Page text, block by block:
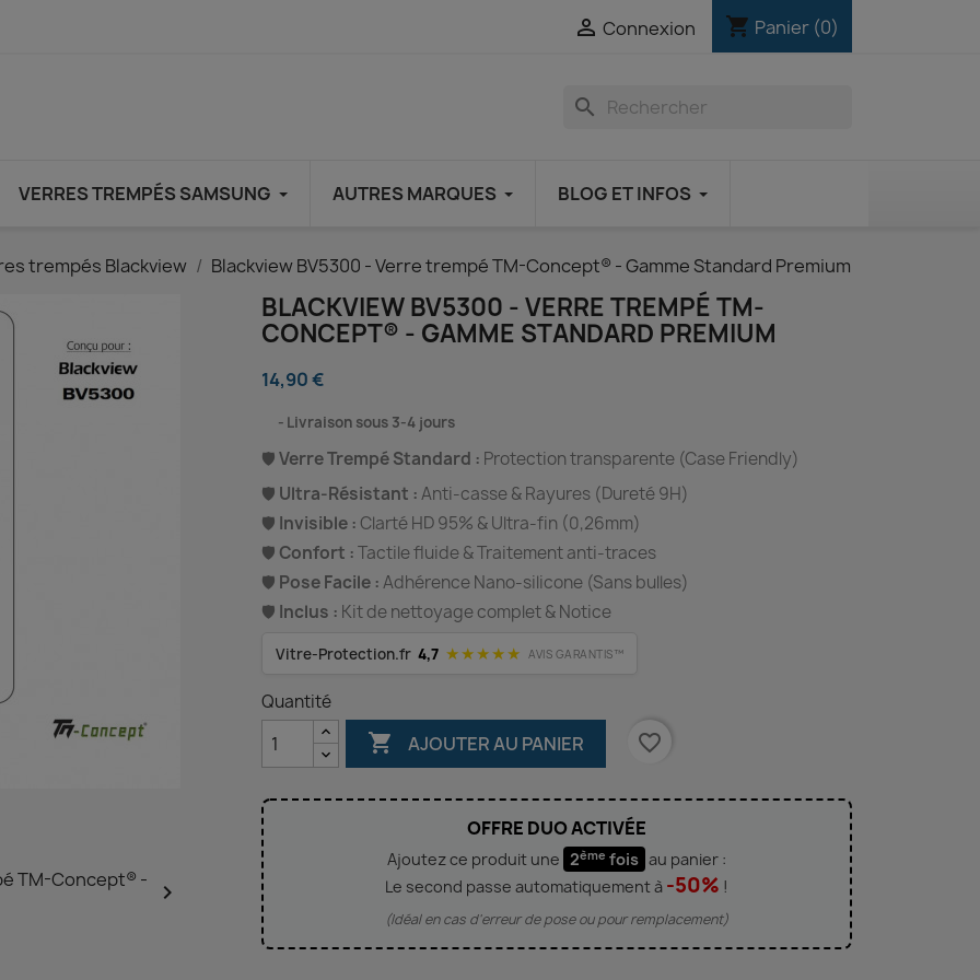
 Connexion shopping_cart Panier (0)
search
VERRES TREMPÉS SAMSUNG AUTRES MARQUES BLOG ET INFOS
trempés Blackview Blackview BV5300 - Verre trempé TM-Concept® - Gamme Standard Premium

BLACKVIEW BV5300 - VERRE TREMPÉ TM-
CONCEPT® - GAMME STANDARD PREMIUM
14,90 €
Livraison sous 3-4 jours
🛡️Verre Trempé Standard : Protection transparente (Case Friendly)
🛡️ Ultra-Résistant :Anti-casse & Rayures (Dureté 9H)
🛡️ Invisible : Clarté HD 95% & Ultra-fin (0,26mm)
🛡️ Confort :Tactile fluide & Traitement anti-traces
🛡️ Pose Facile :Adhérence Nano-silicone (Sans bulles)
🛡️ Inclus : Kit de nettoyage complet & Notice
Vitre-Protection.fr 4,7 ★★★★★ AVIS GARANTIS™
Quantité
 AJOUTER AU PANIER favorite_border
OFFRE DUO ACTIVÉE
Ajoutez ce produit une 2ème fois au panier :
Le second passe automatiquement à -50% !
(Idéal en cas d'erreur de pose ou pour remplacement)